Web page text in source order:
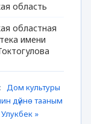
область
областная
имени
Дом культуры
дүйнө тааным
»